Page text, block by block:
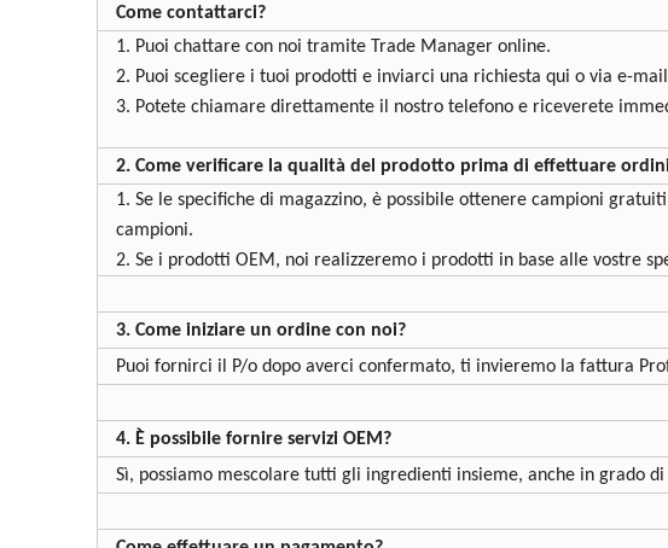
Come contattarci?
1. Puoi chattare con noi tramite Trade Manager online.
2. Puoi scegliere i tuoi prodotti e inviarci una richiesta qui o via e-
3. Potete chiamare direttamente il nostro telefono e riceverete
2. Come verificare la qualità del prodotto prima di effettuare
1. Se le specifiche di magazzino, è possibile ottenere campioni
campioni.
2. Se i prodotti OEM, noi realizzeremo i prodotti in base alle vostre
3. Come iniziare un ordine con noi?
Puoi fornirci il P/o dopo averci confermato, ti invieremo la fattura
4. È possibile fornire servizi OEM?
Sì, possiamo mescolare tutti gli ingredienti insieme, anche in grado